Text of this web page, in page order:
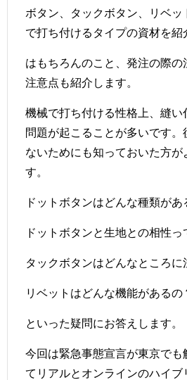
ボタン、タックボタン、リベ
で打ち付けるタイプの資材を紹
はもちろんのこと、発注の際
注意点も紹介します。
機械で打ち付ける性格上、縫い
問題が起こることが多いです。
ないためにも知っておいた方が
す。
ドットボタンはどんな種類があ
ドットボタンと生地との相性っ
タックボタンはどんなところに
リベットはどんな機能があるの
といった疑問にお答えします。
今回は緊急事態宣言が東京でも
てリアルとオンラインのハイ